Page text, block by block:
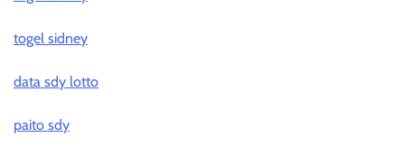
togel sidney
data sdy lotto
paito sdy